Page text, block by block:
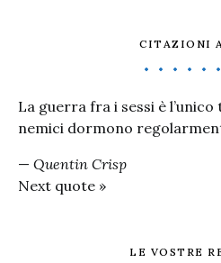
CITAZIONI
La guerra fra i sessi è
nemici dormono
— Quentin Crisp
Next quote »
LE VOSTRE